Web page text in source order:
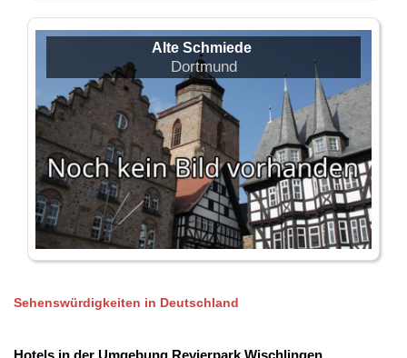
Alte Schmiede
Dortmund
Sehenswürdigkeiten in Deutschland